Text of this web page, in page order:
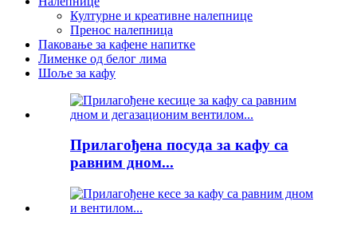
Културне и креативне налепнице
Пренос налепница
Паковање за кафене напитке
Лименке од белог лима
Шоље за кафу
Прилагођена посуда за кафу са
равним дном...